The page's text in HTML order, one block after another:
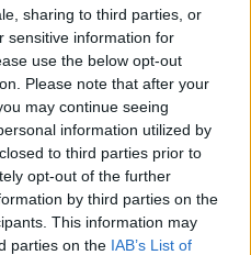
sharing to third parties, or
sensitive information for
use the below opt-out
Please note that after your
may continue seeing
information utilized by
to third parties prior to
opt-out of the further
by third parties on the
This information may
parties on the IAB’s List of
της τέως
Καβαλλάρη και του
οικονομικά στην